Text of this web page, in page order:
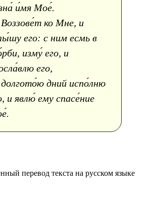
и́мя Мое́.
Воззове́т ко Мне, и
его: с ним есмь в
изму́ его, и
его,
долгото́ю дний испо́лню
и явлю́ ему спасе́ние
перевод текста на русском языке